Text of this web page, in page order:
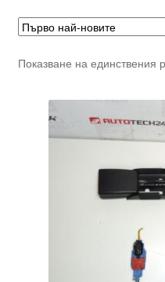
Показване на единствения